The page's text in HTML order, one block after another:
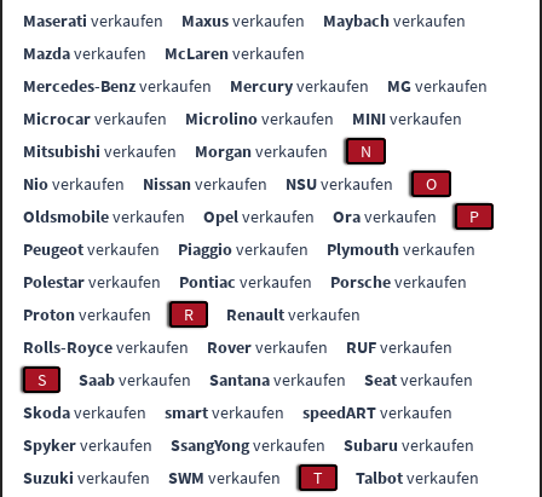
Maserati verkaufen Maxusverkaufen Maybachverkaufen
Mazdaverkaufen McLarenverkaufen
Mercedes-Benzverkaufen Mercuryverkaufen MGverkaufen
Microcarverkaufen Microlinoverkaufen MINIverkaufen
Mitsubishi verkaufen Morganverkaufen
N
Nioverkaufen Nissanverkaufen NSUverkaufen
O
Oldsmobileverkaufen Opelverkaufen Oraverkaufen
P
Peugeotverkaufen Piaggioverkaufen Plymouthverkaufen
Polestarverkaufen Pontiac verkaufen Porscheverkaufen
Protonverkaufen R Renaultverkaufen
Rolls-Royceverkaufen Roververkaufen RUFverkaufen
S
Saabverkaufen Santanaverkaufen Seatverkaufen
Skodaverkaufen smartverkaufen speedARTverkaufen
Spykerverkaufen SsangYongverkaufen Subaru verkaufen
Suzuki verkaufen SWM verkaufen T Talbotverkaufen